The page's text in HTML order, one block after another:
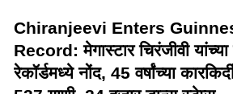
Chiranjeevi Enters
Record: मेगास्टार चिरंजीवी यांच्या
रेकॉर्डमध्ये नोंद, 45 वर्षांच्या